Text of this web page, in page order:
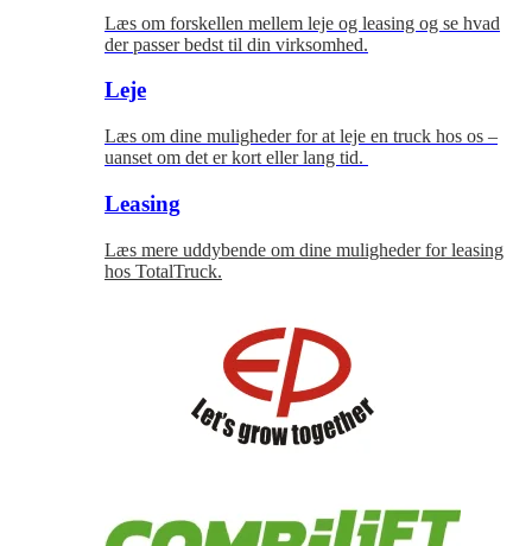
Læs om forskellen mellem leje og leasing og se hvad
der passer bedst til din virksomhed.
Leje
Læs om dine muligheder for at leje en truck hos os –
uanset om det er kort eller lang tid.
Leasing
Læs mere uddybende om dine muligheder for leasing
hos TotalTruck.